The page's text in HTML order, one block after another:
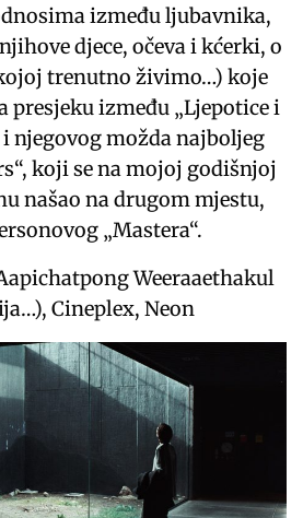
između ljubavnika,
djece, očeva i kćerki, o
trenutno živimo…) koje
presjeku između „Ljepotice i
njegovog možda najboljeg
koji se na mojoj godišnjoj
našao na drugom mjestu,
„Mastera“.
Weeraaethakul
Cineplex, Neon